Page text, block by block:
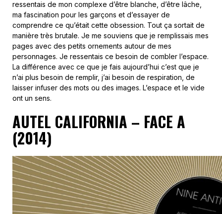
ressentais de mon complexe d’être blanche, d’être lâche,
ma fascination pour les garçons et d’essayer de
comprendre ce qu’était cette obsession. Tout ça sortait de
manière très brutale. Je me souviens que je remplissais mes
pages avec des petits ornements autour de mes
personnages. Je ressentais ce besoin de combler l’espace.
La différence avec ce que je fais aujourd’hui c’est que je
n’ai plus besoin de remplir, j’ai besoin de respiration, de
laisser infuser des mots ou des images. L’espace et le vide
ont un sens.
AUTEL CALIFORNIA – FACE A
(2014)